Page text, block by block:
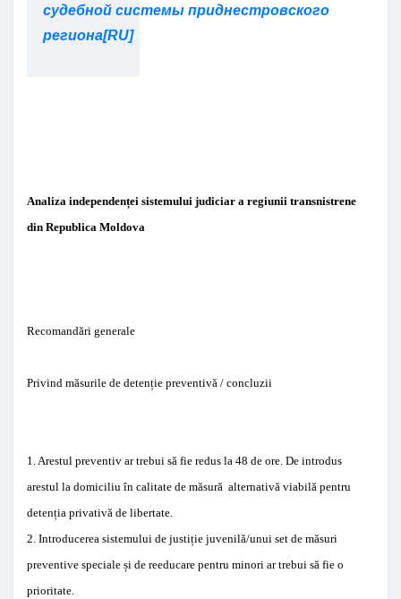
судебной системы приднестровского
региона[RU]
Analiza independenței sistemului judiciar a regiunii transnistrene
din Republica Moldova
Recomandări generale
Privind măsurile de detenție preventivă / concluzii
1.Arestul preventiv ar trebui să fie redus la 48 de ore. De introdus
arestul la domiciliu în calitate de măsură alternativă viabilă pentru
detenția privativă de libertate.
2. Introducerea sistemului de justiție juvenilă/unui set de măsuri
preventive speciale și de reeducare pentru minori ar trebui să fie o
prioritate.